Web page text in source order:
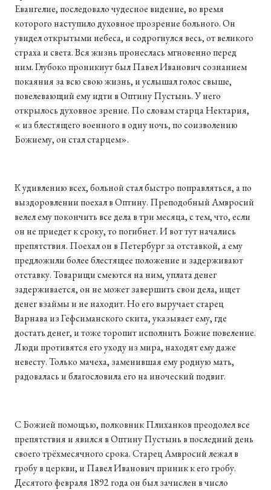
Евангелие, последовало чудесное видение, во время
которого наступило духовное прозрение больного. Он
увидел открытыми небеса, и содрогнулся весь, от великого
страха и света. Вся жизнь пронеслась мгновенно перед
ним. Глубоко проникнут был Павел Иванович сознанием
покаяния за всю свою жизнь, и услышал голос свыше,
повелевающий ему идти в Оптину Пустынь. У него
открылось духовное зрение. По словам старца Нектария,
« из блестящего военного в одну ночь, по соизволению
Божиему, он стал старцем».
К удивлению всех, больной стал быстро поправляться, а по
выздоровлении поехал в Оптину. Преподобный Амвросий
велел ему покончить все дела в три месяца, с тем, что, если
он не приедет к сроку, то погибнет. И вот тут начались
препятствия. Поехал он в Петербург за отставкой, а ему
предложили более блестящее положение и задерживают
отставку. Товарищи смеются на ним, уплата денег
задерживается, он не может завершить свои дела, ищет
денег взаймы и не находит. Но его выручает старец
Варнава из Гефсиманского скита, указывает ему, где
достать денег, и тоже торопит исполнить Божие повеление.
Люди противятся его уходу из мира, находят ему даже
невесту. Только мачеха, заменившая ему родную мать,
радовалась и благословила его на иноческий подвиг.
С Божией помощью, полковник Плиханков преодолел все
препятствия и явился в Оптину Пустынь в последний день
своего трёхмесячного срока. Старец Амвросий лежал в
гробу в церкви, и Павел Иванович приник к его гробу.
Десятого февраля 1892 года он был зачислен в число